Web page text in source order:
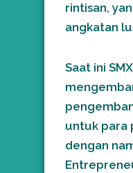
rintisan,
angkatan
Saat ini
untuk para
dengan